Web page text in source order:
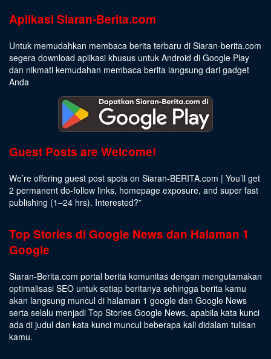
Aplikasi Siaran-Berita.com
Untuk memudahkan membaca berita terbaru di Siaran-berita.com
segera download aplikasi khusus untuk Android di Google Play
dan nikmati kemudahan membaca berita langsung dari gadget
Anda
Guest Posts are Welcome!
We’re offering guest post spots on Siaran-BERITA.com | You’ll get
2 permanent do-follow links, homepage exposure, and super fast
publishing (1–24 hrs). Interested?”
Top Stories di Google News dan Halaman 1
Google
Siaran-Berita.com portal berita komunitas dengan mengutamakan
optimalisasi SEO untuk setiap beritanya sehingga berita kamu
akan langsung muncul di halaman 1 google dan Google News
serta selalu menjadi Top Stories Google News, apabila kata kunci
ada di judul dan kata kunci muncul beberapa kali didalam tulisan
kamu.